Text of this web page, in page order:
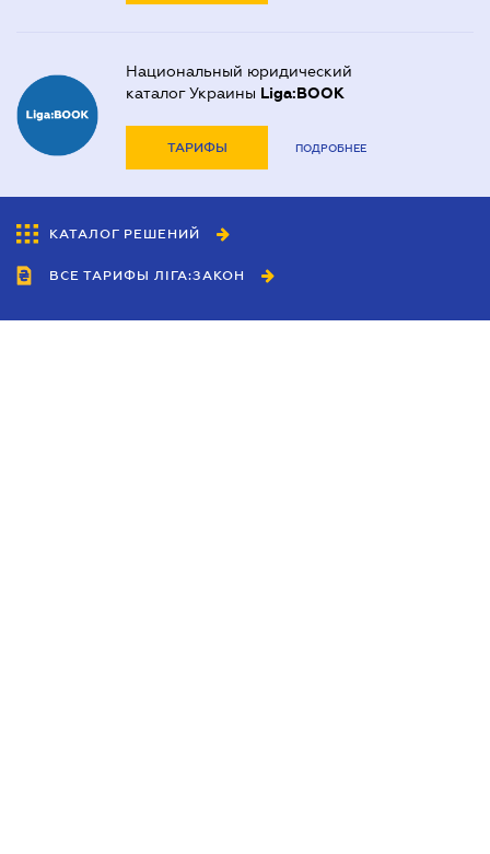
Национальный юридический
каталог Украины Liga:BOOK
ТАРИФЫ ПОДРОБНЕЕ
КАТАЛОГ РЕШЕНИЙ
ВСЕ ТАРИФЫ ЛІГА:ЗАКОН